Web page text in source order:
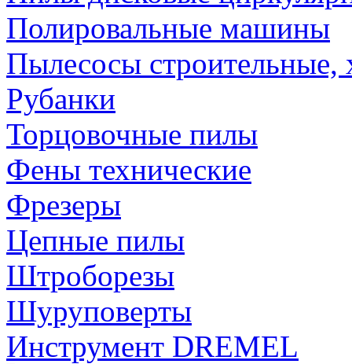
Полировальные машины
Пылесосы строительные,
Рубанки
Торцовочные пилы
Фены технические
Фрезеры
Цепные пилы
Штроборезы
Шуруповерты
Инструмент DREMEL